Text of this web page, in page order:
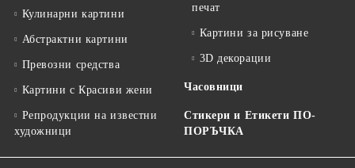
Кулинарни картини
Абстрактни картини
Превозни средства
Картини с Красиви жени
Репродукции на известни
художници
печат
Картини за рисуване
3D декорации
Часовници
Стикери и Етикети ПО-
ПОРЪЧКА